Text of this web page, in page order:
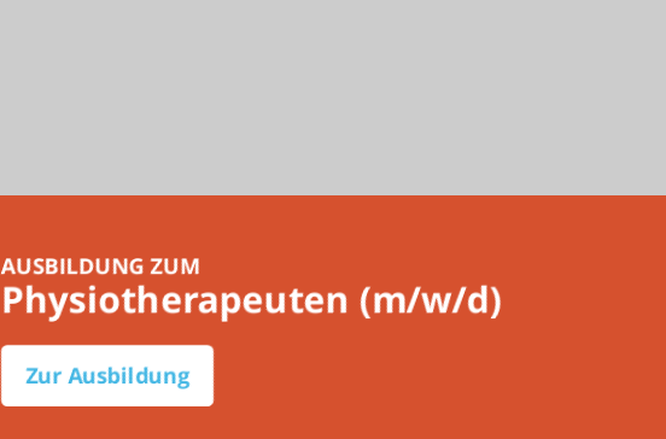
AUSBILDUNG ZUM
Physiotherapeuten (m/w/d)
Zur Ausbildung